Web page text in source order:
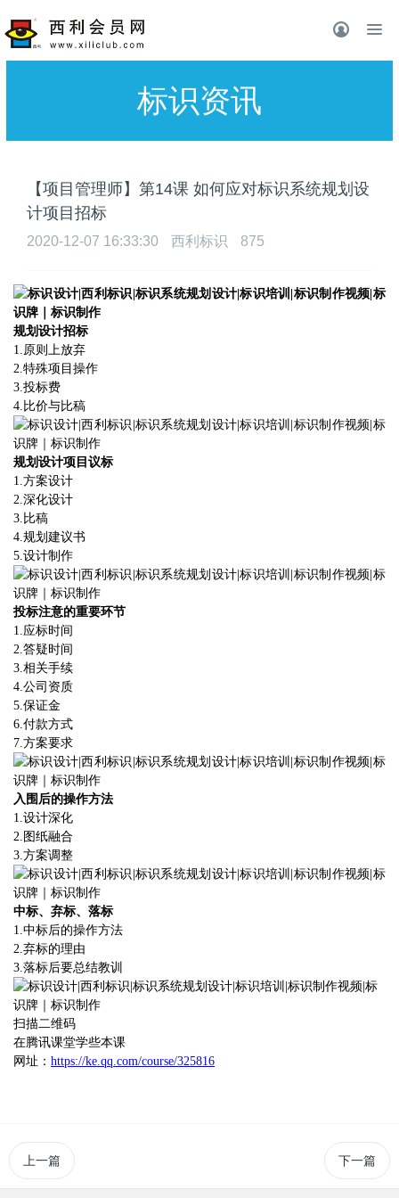
标识资讯
【项目管理师】第14课 如何应对标识系统规划设
计项目招标
2020-12-07 16:33:30 西利标识 875
规划设计招标
1.原则上放弃
2.特殊项目操作
3.投标费
4. 比价与比稿
规划设计项目议标
1.方案设计
2.深化设计
3. 比稿
4.规划建议书
5.设计制作
投标注意的重要环节
1.应标时间
2.答疑时间
3.相关手续
4.公司资质
5.保证金
6.付款方式
7.方案要求
入围后的操作方法
1.设计深化
2. 图纸融合
3.方案调整
中标、弃标、落标
1.中标后的操作方法
2.弃标的理由
3.落标后要总结教训
扫描二维码
在腾讯课堂学些本课
网址： https://ke.qq.com/course/325816
上一篇 下一篇